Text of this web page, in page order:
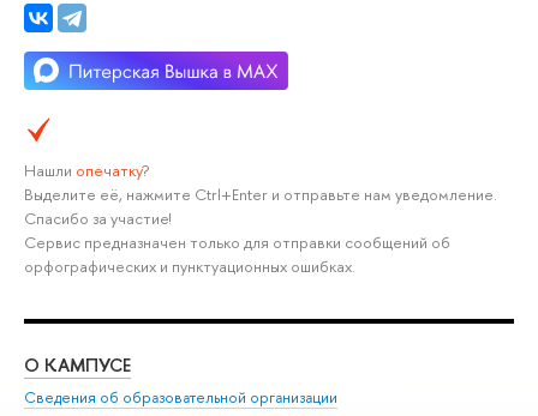
Нашли опечатку?
Выделите её, нажмите Ctrl+Enter и отправьте нам уведомление.
Спасибо за участие!
Сервис предназначен только для отправки сообщений об
орфографических и пунктуационных ошибках.
О КАМПУСЕ
Сведения об образовательной организации